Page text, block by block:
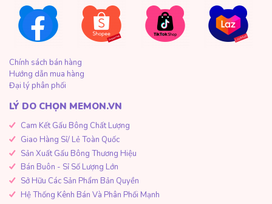
Chính sách bán hàng
Hướng dẫn mua hàng
Đại lý phân phối
LÝ DO CHỌN MEMON.VN
Cam Kết Gấu Bông Chất Lượng
Giao Hàng Sỉ/ Lẻ Toàn Quốc
Sản Xuất Gấu Bông Thương Hiệu
Bán Buôn - Sỉ Số Lượng Lớn
Sở Hữu Các Sản Phẩm Bản Quyền
Hệ Thống Kênh Bán Và Phân Phối Mạnh